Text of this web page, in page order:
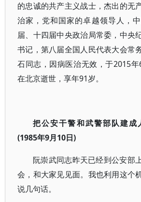
的忠诚的共产主义战士，杰出的无
治家，党和国家的卓越领导人，
届、十四届中央政治局常委，中央
书记，第八届全国人民代表大会常
石同志，因病医治无效，于2015
在北京逝世，享年91岁。
把公安干警和武警部队建成
(1985年9月10日)
阮崇武同志昨天已经到公安部
会，和大家见见面。我也利用这个
说几句话。